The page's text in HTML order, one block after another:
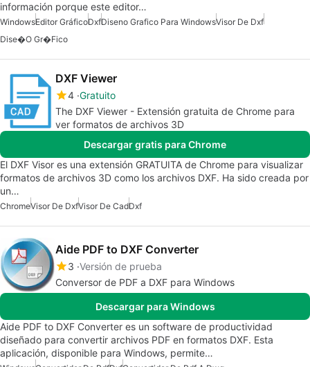
información porque este editor…
WindowsEditor GráficoDxfDiseno Grafico Para WindowsVisor De Dxf
Dise�o Gr�fico
DXF Viewer
4 Gratuito
The DXF Viewer - Extensión gratuita de Chrome para
ver formatos de archivos 3D
Descargar gratis para Chrome
El DXF Visor es una extensión GRATUITA de Chrome para visualizar
formatos de archivos 3D como los archivos DXF. Ha sido creada por
un…
ChromeVisor De DxfVisor De CadDxf
Aide PDF to DXF Converter
3 Versión de prueba
Conversor de PDF a DXF para Windows
Descargar para Windows
Aide PDF to DXF Converter es un software de productividad
diseñado para convertir archivos PDF en formatos DXF. Esta
aplicación, disponible para Windows, permite…